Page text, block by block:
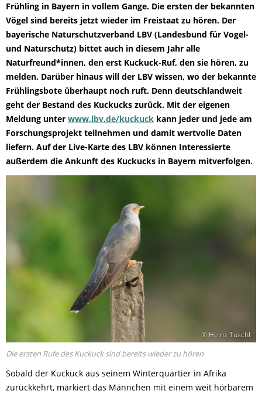
Frühling in Bayern in vollem Gange. Die ersten der bekannten
Vögel sind bereits jetzt wieder im Freistaat zu hören. Der
bayerische Naturschutzverband LBV (Landesbund für Vogel-
und Naturschutz) bittet auch in diesem Jahr alle
Naturfreund*innen, den erst Kuckuck-Ruf, den sie hören, zu
melden. Darüber hinaus will der LBV wissen, wo der bekannte
Frühlingsbote überhaupt noch ruft. Denn deutschlandweit
geht der Bestand des Kuckucks zurück. Mit der eigenen
Meldung unter www.lbv.de/kuckuck kann jeder und jede am
Forschungsprojekt teilnehmen und damit wertvolle Daten
liefern. Auf der Live-Karte des LBV können Interessierte
außerdem die Ankunft des Kuckucks in Bayern mitverfolgen.
© Heinz Tuschl
Die ersten Rufe des Kuckuck sind bereits wieder zu hören
Sobald der Kuckuck aus seinem Winterquartier in Afrika
zurückkehrt, markiert das Männchen mit einem weit hörbarem